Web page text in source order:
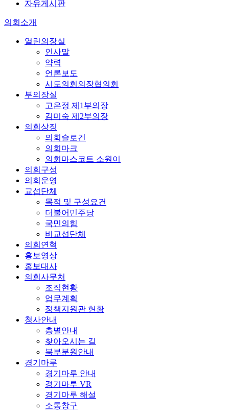
자유게시판
의회소개
열린의장실
인사말
약력
언론보도
시도의회의장협의회
부의장실
고은정 제1부의장
김미숙 제2부의장
의회상징
의회슬로건
의회마크
의회마스코트 소원이
의회구성
의회운영
교섭단체
목적 및 구성요건
더불어민주당
국민의힘
비교섭단체
의회연혁
홍보영상
홍보대사
의회사무처
조직현황
업무계획
정책지원관 현황
청사안내
층별안내
찾아오시는 길
북부분원안내
경기마루
경기마루 안내
경기마루 VR
경기마루 해설
소통창구